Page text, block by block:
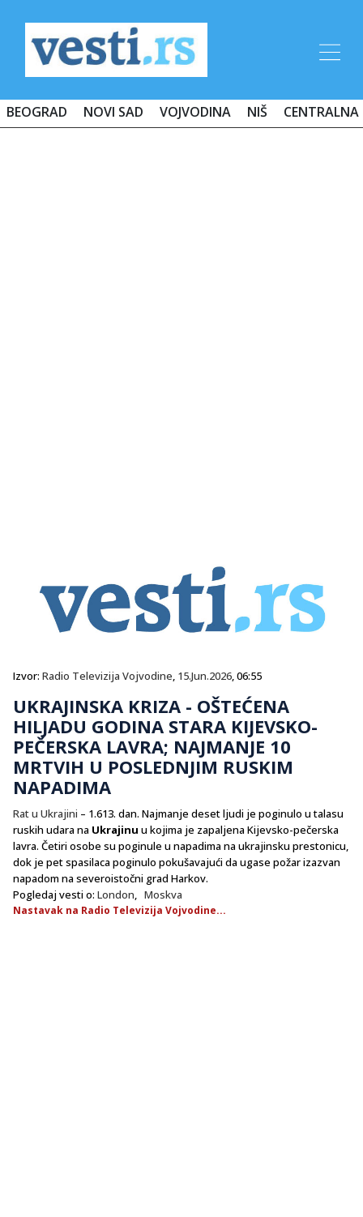
BEOGRAD NOVI SAD VOJVODINA NIŠ CENTRALNA
Izvor: Radio Televizija Vojvodine, 15.Jun.2026, 06:55
UKRAJINSKA KRIZA - OŠTEĆENA
HILJADU GODINA STARA KIJEVSKO-
PEČERSKA LAVRA; NAJMANJE 10
MRTVIH U POSLEDNJIM RUSKIM
NAPADIMA
Rat u Ukrajini – 1.613. dan. Najmanje deset ljudi je poginulo u talasu
ruskih udara na Ukrajinu u kojima je zapaljena Kijevsko-pečerska
lavra. Četiri osobe su poginule u napadima na ukrajinsku prestonicu,
dok je pet spasilaca poginulo pokušavajući da ugase požar izazvan
napadom na severoistočni grad Harkov.
Pogledaj vesti o: London, Moskva
Nastavak na Radio Televizija Vojvodine...